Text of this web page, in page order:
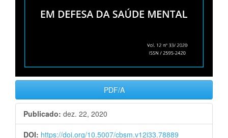
PDF/A
Publicado: dez. 22, 2020
DOI: https://doi.org/10.5007/cbsm.v12i33.78889